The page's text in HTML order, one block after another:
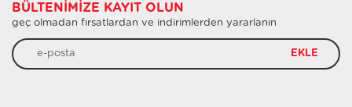
BÜLTENIMIZE KAYIT OLUN
geç olmadan fırsatlardan ve indirimlerden yararlanın
EKLE